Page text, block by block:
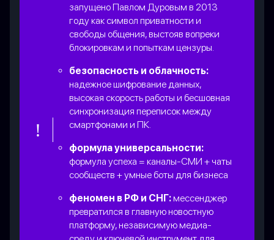
запущено Павлом Дуровым в 2013
году как символ приватности и
свободы общения, выстояв вопреки
блокировкам и попыткам цензуры.
безопасность и облачность:
надежное шифрование данных,
высокая скорость работы и бесшовная
синхронизация переписок между
смартфонами и ПК.
формула универсальности:
формула успеха = каналы-СМИ + чаты
сообществ + умные боты для бизнеса
феномен в РФ и СНГ:мессенджер
превратился в главную новостную
платформу, независимую медиа-